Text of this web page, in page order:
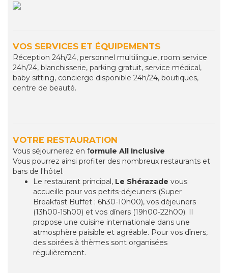
VOS SERVICES ET ÉQUIPEMENTS
Réception 24h/24, personnel multilingue, room service
24h/24, blanchisserie, parking gratuit, service médical,
baby sitting, concierge disponible 24h/24, boutiques,
centre de beauté.
VOTRE RESTAURATION
Vous séjournerez en formule All Inclusive
Vous pourrez ainsi profiter des nombreux restaurants et
bars de l'hôtel.
Le restaurant principal, Le Shérazade vous
accueille pour vos petits-déjeuners (Super
Breakfast Buffet ; 6h30-10h00), vos déjeuners
(13h00-15h00) et vos dîners (19h00-22h00). Il
propose une cuisine internationale dans une
atmosphère paisible et agréable. Pour vos dîners,
des soirées à thèmes sont organisées
régulièrement.